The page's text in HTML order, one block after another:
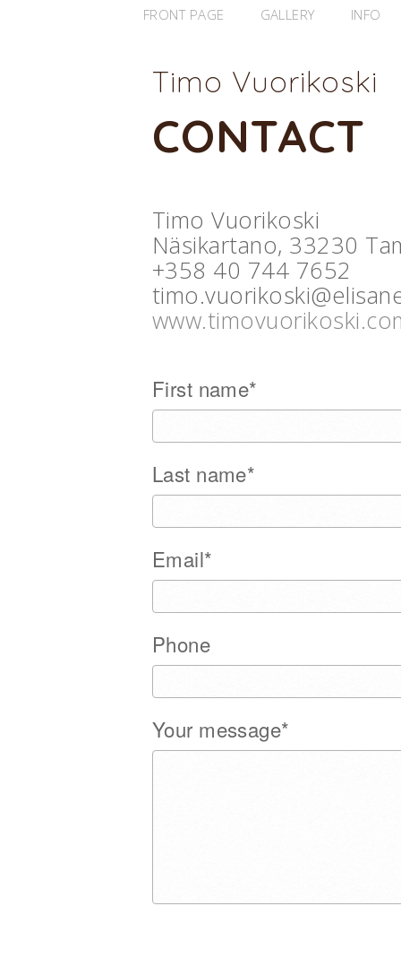
FRONT PAGE GALLERY INFO
Timo Vuorikoski
CONTACT
Timo Vuorikoski
Näsikartano, 33230
+358 40 744 7652
First name*
Last name*
Email*
Phone
Your message*